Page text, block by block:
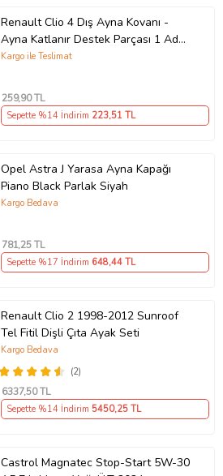
Renault Clio 4 Dış Ayna Kovanı -
Ayna Katlanır Destek Parçası 1 Adet
490307706 M3625
Kargo ile Teslimat
259,90 TL
Sepette %14 İndirim 223,51 TL
Opel Astra J Yarasa Ayna Kapağı
Piano Black Parlak Siyah
Kargo Bedava
781,25 TL
Sepette %17 İndirim 648,44 TL
Renault Clio 2 1998-2012 Sunroof
Tel Fitil Dişli Çıta Ayak Seti
(2)
Kargo Bedava
6337,50 TL
Sepette %14 İndirim 5450,25 TL
Castrol Magnatec Stop-Start 5W-30